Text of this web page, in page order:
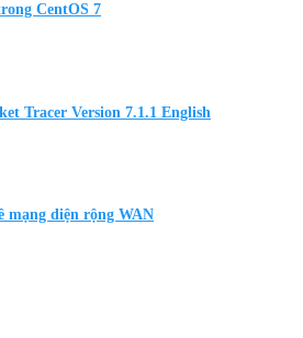
CentOS 7
Tracer Version 7.1.1 English
mạng diện rộng WAN